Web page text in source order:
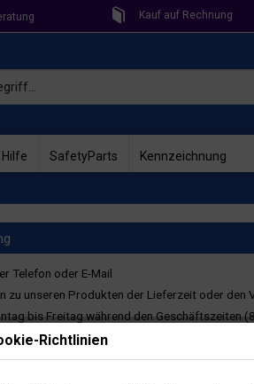
Kauf auf Rechnung
SafetyParts Kennzeichnung
Telefon oder E-Mail
zu unseren Produkten der Lieferzeit oder den
bis Freitag während den Geschäftszeiten
Richtlinien